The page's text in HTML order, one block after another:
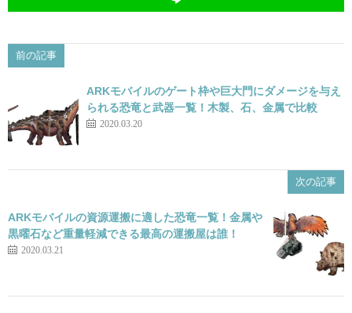
前の記事
ARKモバイルのゲート枠や巨大門にダメージを与え
られる恐竜と武器一覧！木製、石、金属で比較
2020.03.20
次の記事
ARKモバイルの資源運搬に適した恐竜一覧！金属や
黒曜石など重量軽減できる最高の運搬屋は誰！
2020.03.21